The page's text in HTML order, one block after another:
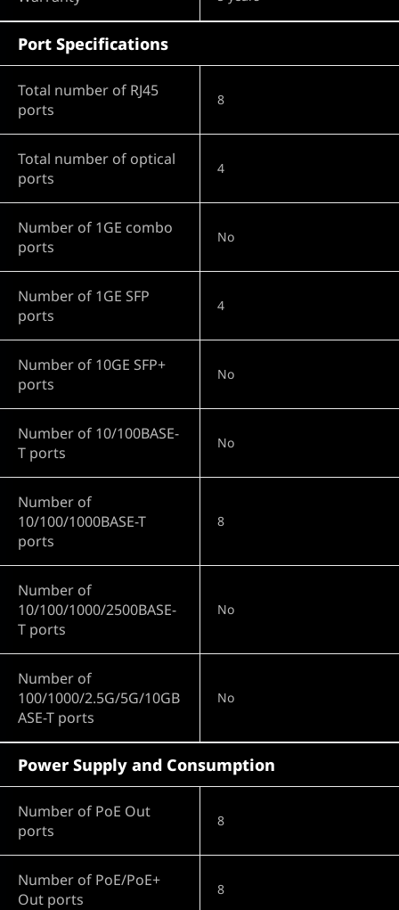
Port Specifications
Total number of RJ45
ports
8
Total number of optical
ports
4
Number of 1GE combo
ports
No
Number of 1GE SFP
ports
4
Number of 10GE SFP+
ports
No
Number of 10/100BASE-
T ports
No
Number of
10/100/1000BASE-T
ports
8
Number of
10/100/1000/2500BASE-
T ports
No
Number of
100/1000/2.5G/5G/10GB
ASE-T ports
No
Power Supply and Consumption
Number of PoE Out
ports
8
Number of PoE/PoE+
Out ports
8